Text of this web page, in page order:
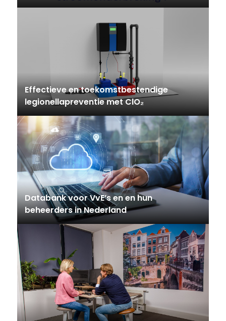
Effectieve en toekomstbestendige
legionellapreventie met ClO₂
Databank voor VvE’s en en hun
beheerders in Nederland